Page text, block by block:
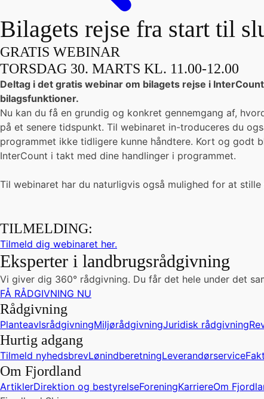
Bilagets rejse fra start til
GRATIS WEBINAR
TORSDAG 30. MARTS KL. 11.00-12.00
Deltag i det gratis webinar om bilagets rejse i
bilagsfunktioner.
Nu kan du få en grundig og konkret gennemgang af,
på et senere tidspunkt. Til webinaret in-troduceres du
programmet ikke tidligere kunne håndtere. Kort og godt
InterCount i takt med dine handlinger i programmet.
Til webinaret har du naturligvis også mulighed for at
TILMELDING:
Tilmeld dig webinaret her.
Eksperter i landbrugsrådgivning
Vi giver dig 360° rådgivning. Du får det hele under det
FÅ RÅDGIVNING NU
Rådgivning
PlanteavlsrådgivningMiljørådgivningJuridisk rådgivning
Hurtig adgang
Tilmeld nyhedsbrevLønindberetningLeverandørservice
Om Fjordland
ArtiklerDirektion og bestyrelseForeningKarriereOm